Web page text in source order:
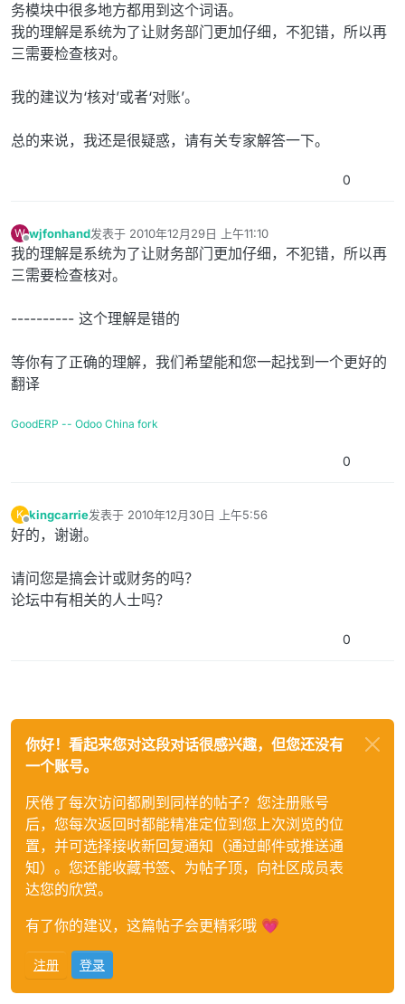
务模块中很多地方都用到这个词语。
我的理解是系统为了让财务部门更加仔细，不犯错，所以再
三需要检查核对。
我的建议为‘核对’或者‘对账’。
总的来说，我还是很疑惑，请有关专家解答一下。
0
W
离线
wjfonhand发表于 2010年12月29日 上午11:10
最后由 编辑
我的理解是系统为了让财务部门更加仔细，不犯错，所以再
三需要检查核对。
---------- 这个理解是错的
等你有了正确的理解，我们希望能和您一起找到一个更好的
翻译
GoodERP -- Odoo China fork
0
K
离线
kingcarrie发表于 2010年12月30日 上午5:56
最后由 编辑
好的，谢谢。
请问您是搞会计或财务的吗？
论坛中有相关的人士吗？
0
你好！看起来您对这段对话很感兴趣，但您还没有
一个账号。
厌倦了每次访问都刷到同样的帖子？您注册账号
后，您每次返回时都能精准定位到您上次浏览的位
置，并可选择接收新回复通知（通过邮件或推送通
知）。您还能收藏书签、为帖子顶，向社区成员表
达您的欣赏。
有了你的建议，这篇帖子会更精彩哦 💗
注册 登录